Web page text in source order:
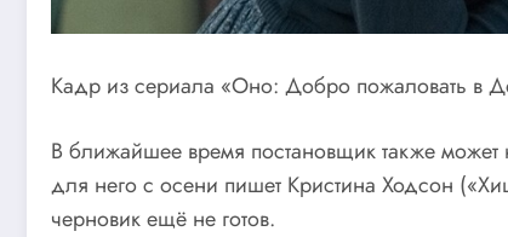
Кадр из сериала «Оно: Добро пожаловать в
В ближайшее время постановщик также
для него с осени пишет Кристина Ходсон
черновик ещё не готов.